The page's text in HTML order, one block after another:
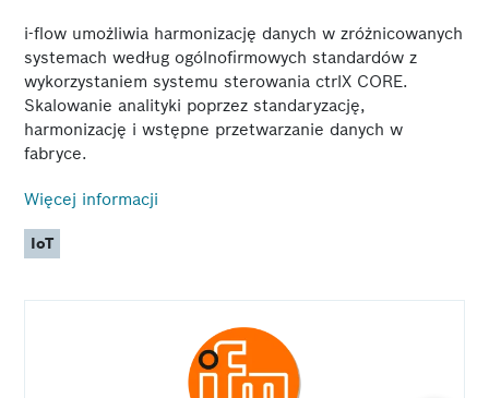
i-flow umożliwia harmonizację danych w zróżnicowanych
systemach według ogólnofirmowych standardów z
wykorzystaniem systemu sterowania ctrlX CORE.
Skalowanie analityki poprzez standaryzację,
harmonizację i wstępne przetwarzanie danych w
fabryce.
Więcej informacji
IoT